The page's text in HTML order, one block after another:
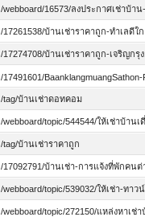
539032/(1%-1%-
544544/(1%- 1%-
tag/(7.00%-9% -7.00%-
/webboard/16573/ลงประกาศเช่าบ้
/17261538/บ้านเช่าราคาถูก-ทำเลดีใ
/17274708/บ้านเช่าราคาถูก-เจริญก
/17491601/
/tag/บ้านเช่าดอทคอม
/webboard/topic/544544/ให้เช่าบ้า
/tag/บ้านเช่าราคาถูก
/17092791/บ้านเช่า-การแจ้งที่พักคนต่
/webboard/topic/539032/ให้เช่า-ท
/webboard/topic/272150/แหล่งหาเ